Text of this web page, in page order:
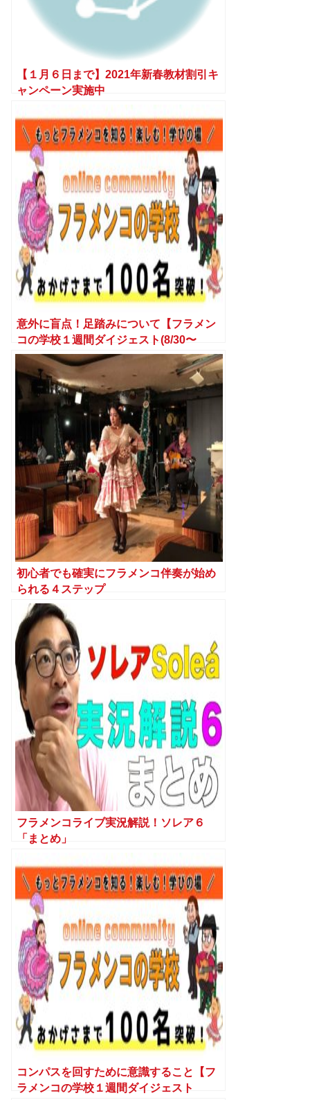
【１月６日まで】2021年新春教材割引キ
ャンペーン実施中
意外に盲点！足踏みについて【フラメン
コの学校１週間ダイジェスト(8/30〜
9/4)】
初心者でも確実にフラメンコ伴奏が始め
られる４ステップ
フラメンコライブ実況解説！ソレア６
「まとめ」
コンパスを回すために意識すること【フ
ラメンコの学校１週間ダイジェスト